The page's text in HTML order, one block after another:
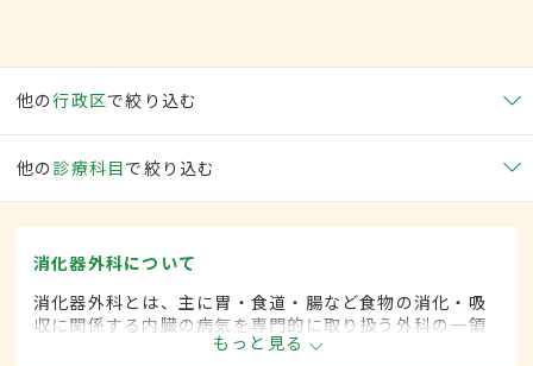
他の行政区で絞り込む
他の 診療科目で絞り込む
消化器外科について
消化器外科とは、主に胃・食道・腸など食物の消化・吸
収に関係する内臓の病気を専門的に取り扱う外科の一領
域です。平成20年4月の制度改正前は、消化器科と呼ば
もっと見る